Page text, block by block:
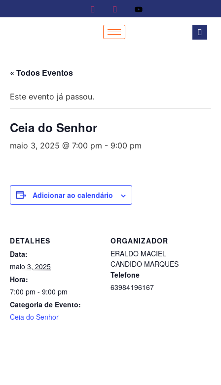
« Todos Eventos
Este evento já passou.
Ceia do Senhor
maio 3, 2025 @ 7:00 pm - 9:00 pm
Adicionar ao calendário
DETALHES
Data:
maio 3, 2025
Hora:
7:00 pm - 9:00 pm
Categoria de Evento:
Ceia do Senhor
ORGANIZADOR
ERALDO MACIEL
CANDIDO MARQUES
Telefone
63984196167